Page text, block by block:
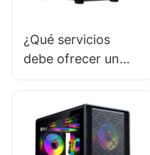
¿Qué servicios
debe ofrecer un
proveedor
carcasas para PC?